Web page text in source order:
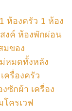
ห้องครัว 1 ห้อง
งค์ ห้องพักผ่อน
มของ
หมดทั้งหลัง
ครื่องครัว
ซักผ้า เครื่อง
โครเวฟ